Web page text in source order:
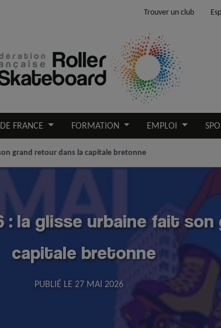
Trouver un club
FRANCE FORMATION EMPLOI
grand retour dans la capitale bretonne
: la glisse urbaine fait
capitale bretonne
PUBLIÉ LE 27 MAI 2026